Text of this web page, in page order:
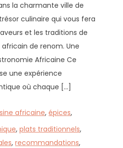
la charmante ville de
culinaire qui vous fera
et les traditions de
africain de renom. Une
Africaine Ce
une expérience
où chaque […]
africaine,épices,
,plats traditionnels,
,recommandations,